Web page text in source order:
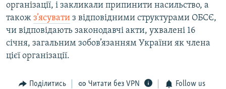
організації, і закликали припинити насильство, а
також з’ясувати з відповідними структурами ОБСЄ,
чи відповідають законодавчі акти, ухвалені 16
січня, загальним зобов’язанням України як члена
цієї організації.
Поділитись Читати без VPN Follow us